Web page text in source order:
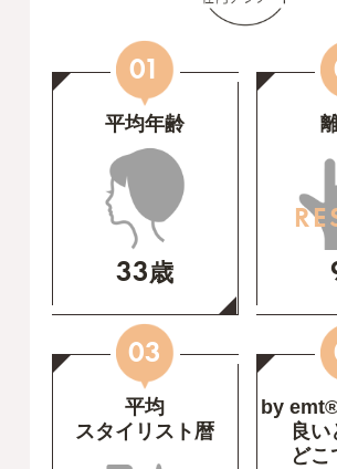
01
平均年齢
33歳
03
平均
スタイリスト暦
by
良い
どこ